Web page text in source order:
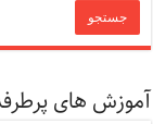
آموزش های